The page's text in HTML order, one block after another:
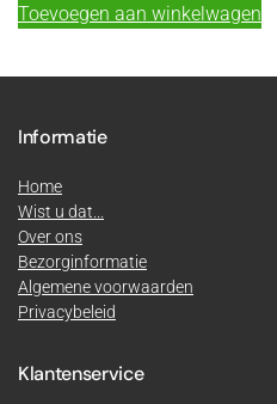
Toevoegen aan winkelwagen
Informatie
Home
Wist u dat...
Over ons
Bezorginformatie
Algemene voorwaarden
Privacybeleid
Klantenservice